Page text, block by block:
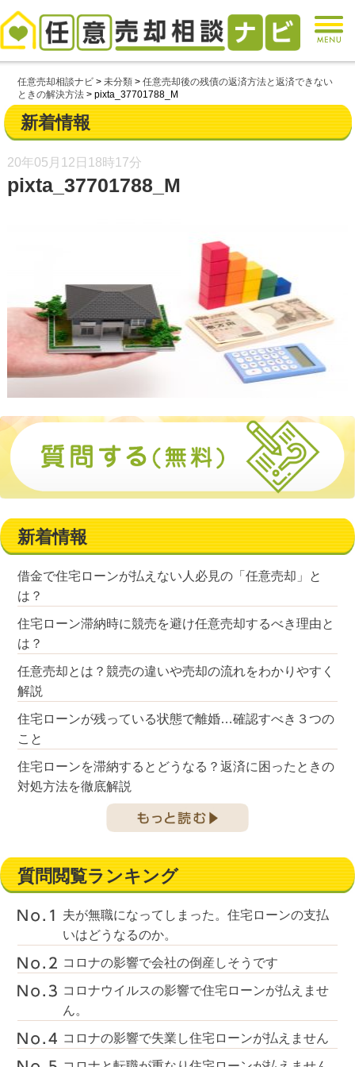
任意売却相談ナビ >未分類 >任意売却後の残債の返済方法と返済できない
ときの解決方法 >pixta_37701788_M
新着情報
20年05月12日 18時17分
pixta_37701788_M
新着情報
借金で住宅ローンが払えない人必見の「任意売却」と
は？
住宅ローン滞納時に競売を避け任意売却するべき理由と
は？
任意売却とは？競売の違いや売却の流れをわかりやすく
解説
住宅ローンが残っている状態で離婚…確認すべき３つの
こと
住宅ローンを滞納するとどうなる？返済に困ったときの
対処方法を徹底解説
質問閲覧ランキング
夫が無職になってしまった。住宅ローンの支払
いはどうなるのか。
コロナの影響で会社の倒産しそうです
コロナウイルスの影響で住宅ローンが払えませ
ん。
コロナの影響で失業し住宅ローンが払えません